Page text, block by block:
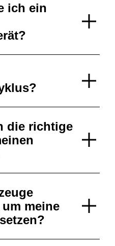
ich ein
die richtige
meine